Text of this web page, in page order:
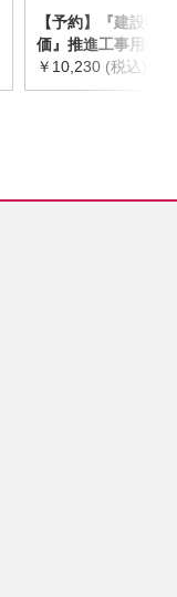
【予約】『建設物
価』推進工事用機械
器具等基礎価格表
2026年度版
￥10,230 (税込)